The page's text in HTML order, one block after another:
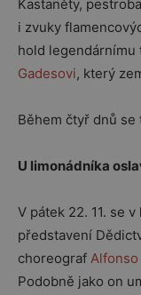
Kastaněty,
i zvuky
hold legendárnímu
Gadesovi, který
Během čtyř dnů
U limonádníka
V pátek 22. 11. se v
představení
choreograf Alfonso
Podobně jako on